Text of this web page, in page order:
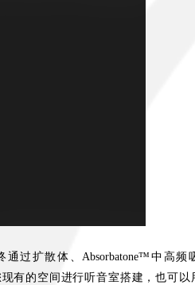
过扩散体、Absorbatone™中高频
有的空间进行听音室搭建，也可以